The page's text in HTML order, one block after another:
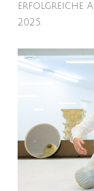
erfolgreiche
2025.